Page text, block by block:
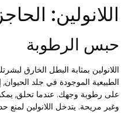
الرطوبة
بمثابة البطل الخارق لبشرتك
الموجودة في جلد الحيوان,
رطوبة وجهك. عندما تحلق, يمكن
مريحة. يتدخل اللانولين لمنع